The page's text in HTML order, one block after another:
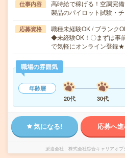
仕事内容
高時給で稼げる！空調完
製品のパイロット試験・
応募資格
職種未経験OK / ブランク
◆未経験OK！〇まずは事
で気軽にオンライン登録
職場の雰囲気
年齢層
20代
30代
気になる! 応募へ
派遣会社 株式会社綜合キャリアオ